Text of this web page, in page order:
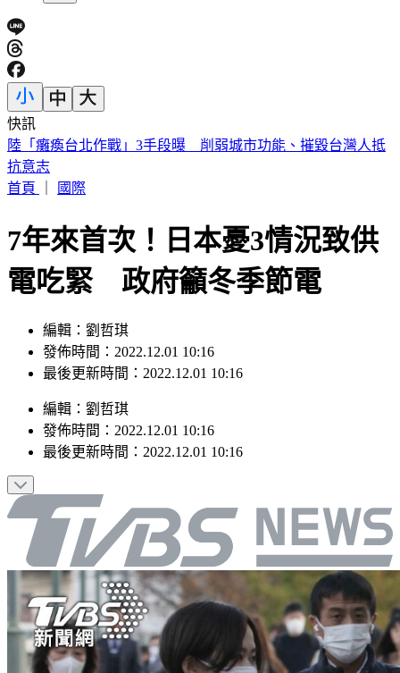
快訊
今天關公生日！「6類人必拜」求財、轉運靈爆 這類人當心
拜錯
首頁
國際
7年來首次！日本憂3情況致供
電吃緊 政府籲冬季節電
編輯：劉哲琪
發佈時間：2022.12.01 10:16
最後更新時間：2022.12.01 10:16
編輯 ： 劉哲琪
發佈時間： 2022.12.01 10:16
最後更新時間： 2022.12.01 10:16